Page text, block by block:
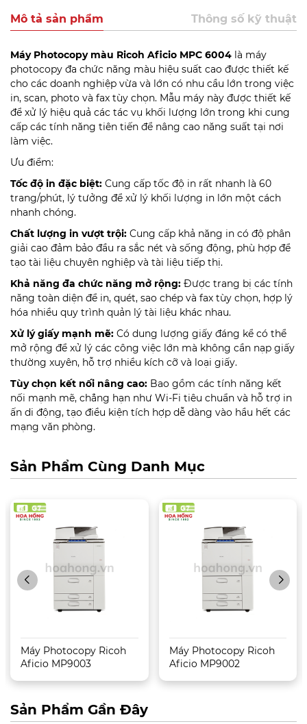
Mô tả sản phẩm Thông số kỹ thuật
Máy Photocopy màu Ricoh Aficio MPC 6004 là máy
photocopy đa chức năng màu hiệu suất cao được thiết kế
cho các doanh nghiệp vừa và lớn có nhu cầu lớn trong việc
in, scan, photo và fax tùy chọn. Mẫu máy này được thiết kế
để xử lý hiệu quả các tác vụ khối lượng lớn trong khi cung
cấp các tính năng tiên tiến để nâng cao năng suất tại nơi
làm việc.
Ưu điểm:
Tốc độ in đặc biệt: Cung cấp tốc độ in rất nhanh là 60
trang/phút, lý tưởng để xử lý khối lượng in lớn một cách
nhanh chóng.
Chất lượng in vượt trội: Cung cấp khả năng in có độ phân
giải cao đảm bảo đầu ra sắc nét và sống động, phù hợp để
tạo tài liệu chuyên nghiệp và tài liệu tiếp thị.
Khả năng đa chức năng mở rộng: Được trang bị các tính
năng toàn diện để in, quét, sao chép và fax tùy chọn, hợp lý
hóa nhiều quy trình quản lý tài liệu khác nhau.
Xử lý giấy mạnh mẽ: Có dung lượng giấy đáng kể có thể
mở rộng để xử lý các công việc lớn mà không cần nạp giấy
thường xuyên, hỗ trợ nhiều kích cỡ và loại giấy.
Tùy chọn kết nối nâng cao: Bao gồm các tính năng kết
nối mạnh mẽ, chẳng hạn như Wi-Fi tiêu chuẩn và hỗ trợ in
ấn di động, tạo điều kiện tích hợp dễ dàng vào hầu hết các
mạng văn phòng.
Sản Phẩm Cùng Danh Mục
Máy Photocopy Ricoh
Aficio MP9003
Máy Photocopy Ricoh
Aficio MP9002
Sản Phẩm Gần Đây